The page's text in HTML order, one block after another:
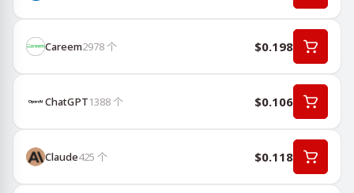
Careem2978个 $0.198
ChatGPT1388个 $0.106
Claude425 个 $0.118